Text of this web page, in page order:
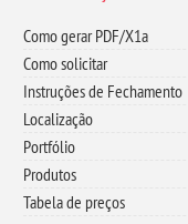
Como gerar PDF/X1a
Como solicitar
Instruções de Fechamento
Localização
Portfólio
Produtos
Tabela de preços